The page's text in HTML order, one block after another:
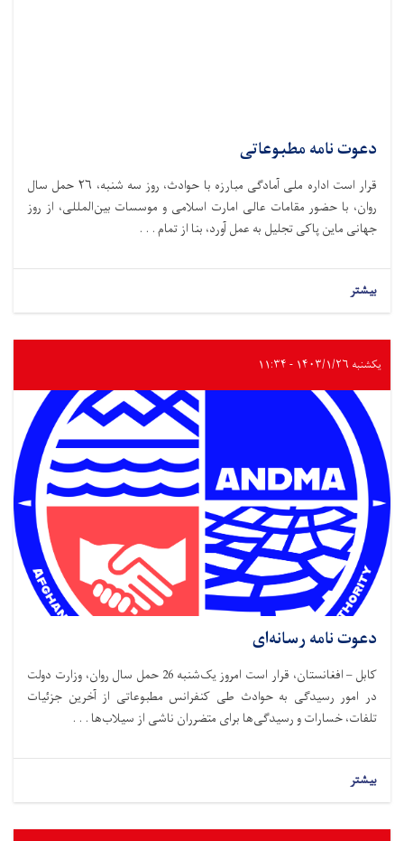
دعوت نامه مطبوعاتی
قرار است اداره ملی آمادگی مبارزه با حوادث،‌ روز سه شنبه، ۲۶ حمل سال
روان، با حضور مقامات عالی امارت اسلامی و موسسات بین‌المللی، از روز
جهانی ماین پاکی تجلیل به عمل آورد، بنا از تمام . . .
بیشتر
یکشنبه ۱۴۰۳/۱/۲۶ - ۱۱:۳۴
دعوت نامه رسانه‌ای
کابل – افغانستان، قرار است امروز یک‌شنبه 26 حمل سال روان، وزارت دولت
در امور رسیدگی به حوادث طی کنفرانس مطبوعاتی از آخرین جزئیات
تلفات، خسارات و رسیدگی‌ها برای متضرران ناشی از سیلاب‌ها . . .
بیشتر